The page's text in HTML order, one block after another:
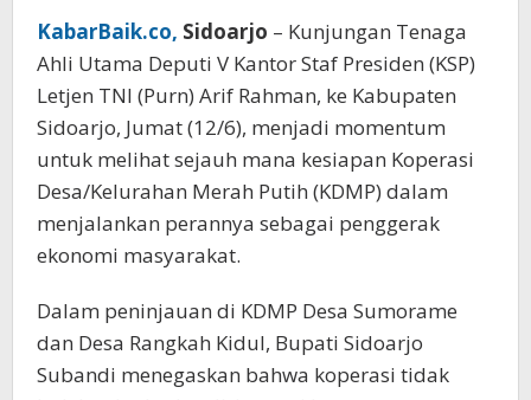
KabarBaik.co, Sidoarjo – Kunjungan Tenaga
Ahli Utama Deputi V Kantor Staf Presiden (KSP)
Letjen TNI (Purn) Arif Rahman, ke Kabupaten
Sidoarjo, Jumat (12/6), menjadi momentum
untuk melihat sejauh mana kesiapan Koperasi
Desa/Kelurahan Merah Putih (KDMP) dalam
menjalankan perannya sebagai penggerak
ekonomi masyarakat.
Dalam peninjauan di KDMP Desa Sumorame
dan Desa Rangkah Kidul, Bupati Sidoarjo
Subandi menegaskan bahwa koperasi tidak